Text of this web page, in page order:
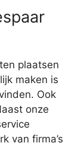
plaatsen
maken is
Ook
onze
van firma’s